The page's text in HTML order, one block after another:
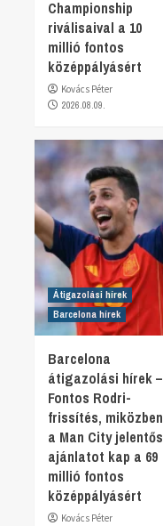
Championship
riválisaival a 10
millió fontos
középpályásért
Kovács Péter
2026.08.09.
Átigazolási hírek
Barcelona hírek
Barcelona
átigazolási hírek –
Fontos Rodri-
frissítés, miközben
a Man City jelentős
ajánlatot kap a 69
millió fontos
középpályásért
Kovács Péter